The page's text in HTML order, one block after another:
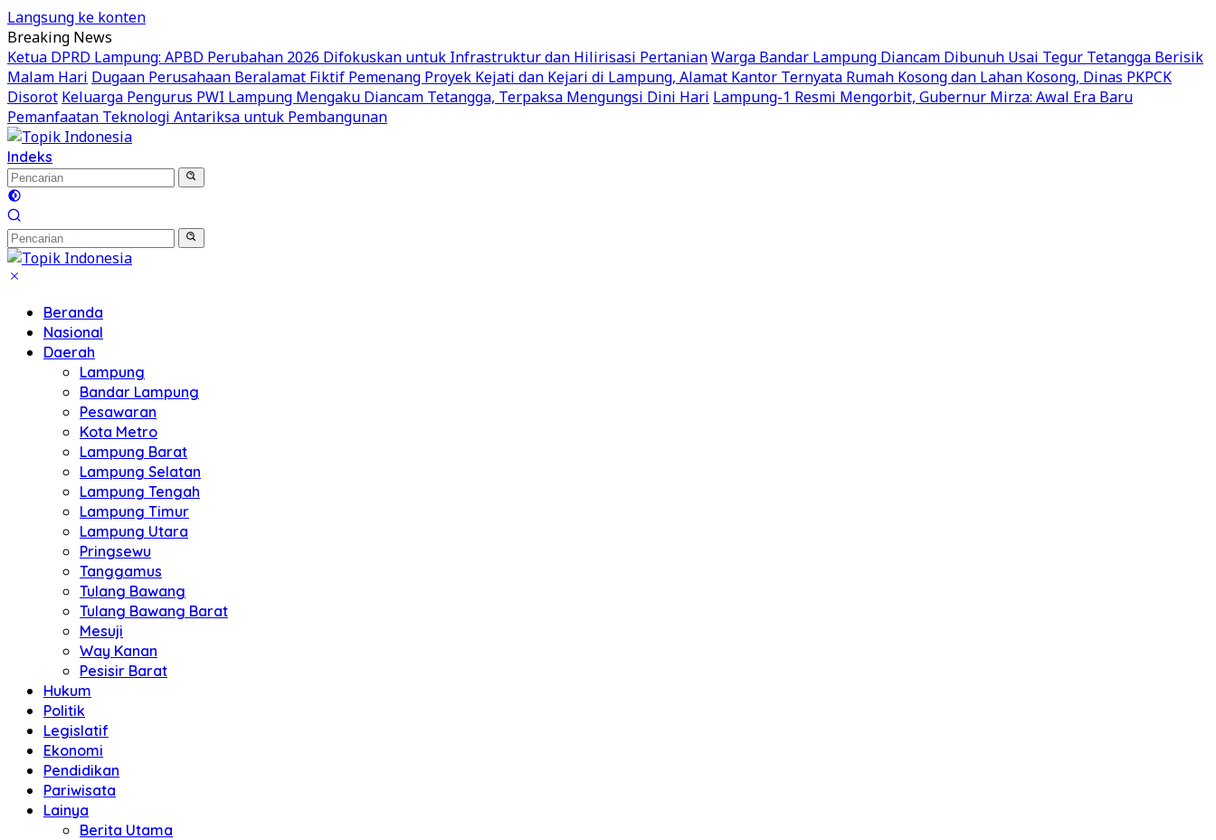
Langsung ke konten
Breaking News
Ketua DPRD Lampung: APBD Perubahan 2026 Difokuskan untuk Infrastruktur dan Hilirisasi PertanianWarga Bandar Lampung Diancam Dibunuh Usai Tegur Tetangga Berisik
Malam Hari Dugaan Perusahaan Beralamat Fiktif Pemenang Proyek Kejati dan Kejari di Lampung, Alamat Kantor Ternyata Rumah Kosong dan Lahan Kosong, Dinas PKPCK
Disorot Keluarga Pengurus PWI Lampung Mengaku Diancam Tetangga, Terpaksa Mengungsi Dini Hari Lampung-1 Resmi Mengorbit, Gubernur Mirza: Awal Era Baru
Pemanfaatan Teknologi Antariksa untuk Pembangunan
Indeks
Beranda
Nasional
Daerah
Lampung
Bandar Lampung
Pesawaran
Kota Metro
Lampung Barat
Lampung Selatan
Lampung Tengah
Lampung Timur
Lampung Utara
Pringsewu
Tanggamus
Tulang Bawang
Tulang Bawang Barat
Mesuji
Way Kanan
Pesisir Barat
Hukum
Politik
Legislatif
Ekonomi
Pendidikan
Pariwisata
Lainya
Berita Utama